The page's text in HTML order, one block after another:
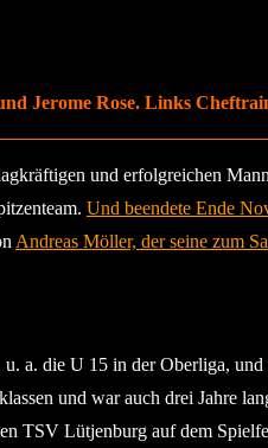
Jerome Rose. Links
und erfolgreichen
Und beendete Ende
Andreas Möller, der seine zum
a. die U 15 in der Oberliga,
und war auch drei Jahre
TSV Lütjenburg auf dem